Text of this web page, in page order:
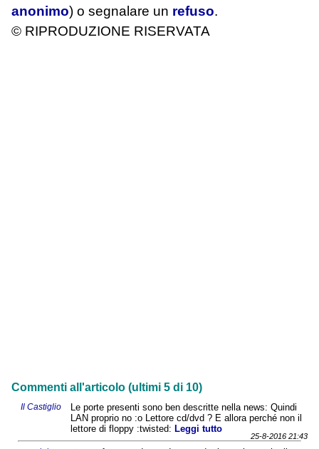
anonimo) o segnalare un refuso.
© RIPRODUZIONE RISERVATA
Commenti all'articolo (ultimi 5 di 10)
Il Castiglio
Le porte presenti sono ben descritte nella news: Quindi
LAN proprio no :o Lettore cd/dvd ? E allora perché non il
lettore di floppy :twisted: Leggi tutto
25-8-2016 21:43